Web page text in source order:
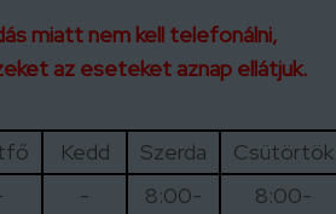
miatt nem kell telefonálni,
az eseteket aznap ellátjuk.
Kedd Szerda
Csütörtök
-
8:00-
8:00-